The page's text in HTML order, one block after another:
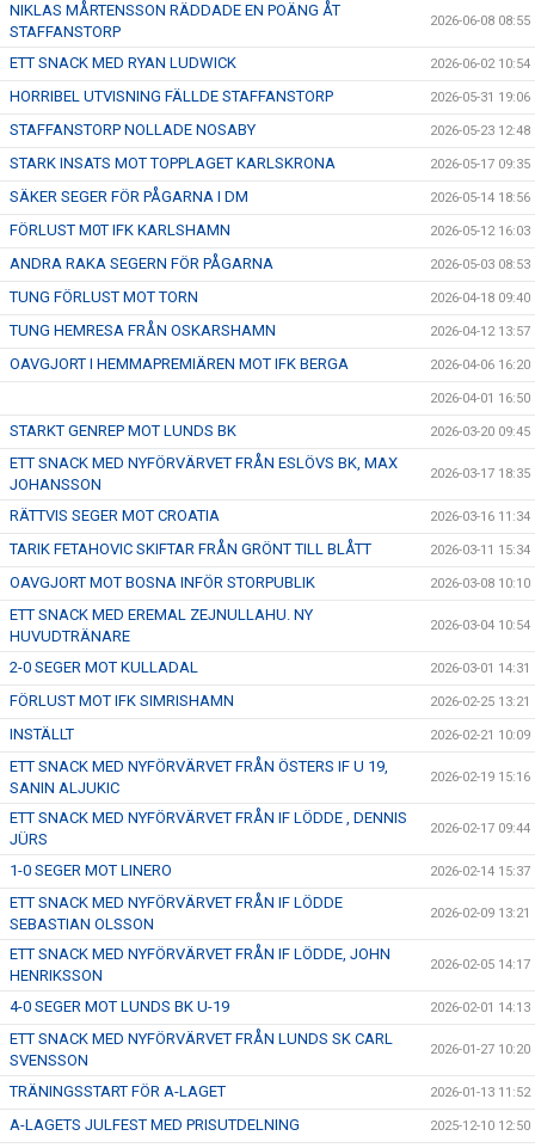
NIKLAS MÅRTENSSON RÄDDADE EN POÄNG ÅT
STAFFANSTORP
2026-06-08 08:55
ETT SNACK MED RYAN LUDWICK 2026-06-02 10:54
HORRIBEL UTVISNING FÄLLDE STAFFANSTORP 2026-05-31 19:06
STAFFANSTORP NOLLADE NOSABY 2026-05-23 12:48
STARK INSATS MOT TOPPLAGET KARLSKRONA 2026-05-17 09:35
SÄKER SEGER FÖR PÅGARNA I DM 2026-05-14 18:56
FÖRLUST M0T IFK KARLSHAMN 2026-05-12 16:03
ANDRA RAKA SEGERN FÖR PÅGARNA 2026-05-03 08:53
TUNG FÖRLUST MOT TORN 2026-04-18 09:40
TUNG HEMRESA FRÅN OSKARSHAMN 2026-04-12 13:57
OAVGJORT I HEMMAPREMIÄREN MOT IFK BERGA 2026-04-06 16:20
2026-04-01 16:50
STARKT GENREP MOT LUNDS BK 2026-03-20 09:45
ETT SNACK MED NYFÖRVÄRVET FRÅN ESLÖVS BK, MAX
JOHANSSON
2026-03-17 18:35
RÄTTVIS SEGER MOT CROATIA 2026-03-16 11:34
TARIK FETAHOVIC SKIFTAR FRÅN GRÖNT TILL BLÅTT 2026-03-11 15:34
OAVGJORT MOT BOSNA INFÖR STORPUBLIK 2026-03-08 10:10
ETT SNACK MED EREMAL ZEJNULLAHU. NY
HUVUDTRÄNARE
2026-03-04 10:54
2-0 SEGER MOT KULLADAL 2026-03-01 14:31
FÖRLUST MOT IFK SIMRISHAMN 2026-02-25 13:21
INSTÄLLT 2026-02-21 10:09
ETT SNACK MED NYFÖRVÄRVET FRÅN ÖSTERS IF U 19,
SANIN ALJUKIC
2026-02-19 15:16
ETT SNACK MED NYFÖRVÄRVET FRÅN IF LÖDDE , DENNIS
JÜRS
2026-02-17 09:44
1-0 SEGER MOT LINERO 2026-02-14 15:37
ETT SNACK MED NYFÖRVÄRVET FRÅN IF LÖDDE
SEBASTIAN OLSSON
2026-02-09 13:21
ETT SNACK MED NYFÖRVÄRVET FRÅN IF LÖDDE, JOHN
HENRIKSSON
2026-02-05 14:17
4-0 SEGER MOT LUNDS BK U-19 2026-02-01 14:13
ETT SNACK MED NYFÖRVÄRVET FRÅN LUNDS SK CARL
SVENSSON
2026-01-27 10:20
TRÄNINGSSTART FÖR A-LAGET 2026-01-13 11:52
A-LAGETS JULFEST MED PRISUTDELNING 2025-12-10 12:50